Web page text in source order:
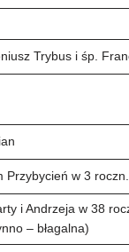
Trybus i śp.
Przybycień w 3
i Andrzeja w 38
– błagalna)